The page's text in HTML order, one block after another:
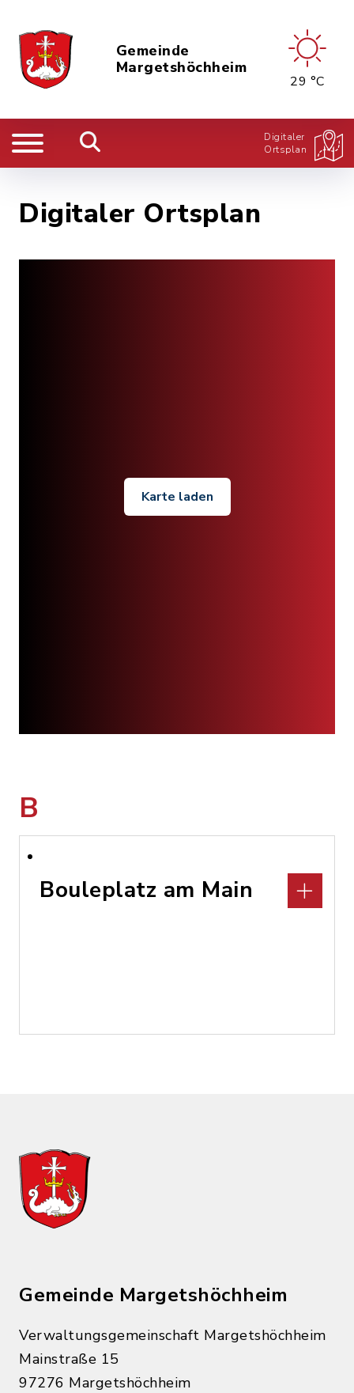
Gemeinde
Margetshöchheim
29 °C
Digitaler
Ortsplan
Digitaler Ortsplan
Karte laden
B
Bouleplatz am Main
Gemeinde Margetshöchheim
Verwaltungsgemeinschaft Margetshöchheim
Mainstraße 15
97276 Margetshöchheim